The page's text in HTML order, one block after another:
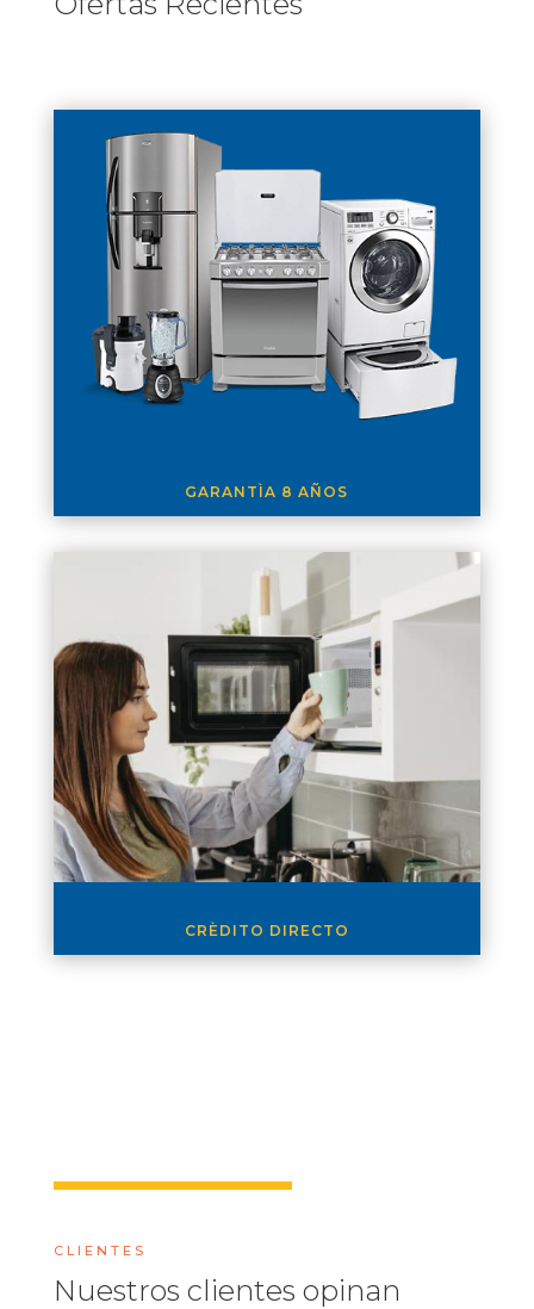
GARANTÌA 8 AÑOS
CRÈDITO DIRECTO
CLIENTES
Nuestros clientes opinan